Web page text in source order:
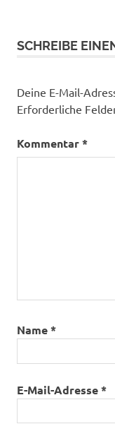
SCHREIBE
Deine E-Mail-
Erforderliche
Kommentar*
Name*
E-Mail-Adresse*